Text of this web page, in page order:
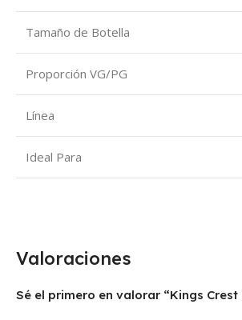
Tamaño de Botella
Proporción VG/PG
Línea
Ideal Para
Valoraciones
Sé el primero en valorar “Kings